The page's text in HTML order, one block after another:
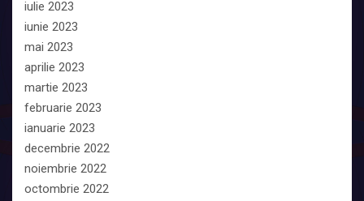
iulie 2023
iunie 2023
mai 2023
aprilie 2023
martie 2023
februarie 2023
ianuarie 2023
decembrie 2022
noiembrie 2022
octombrie 2022